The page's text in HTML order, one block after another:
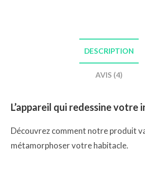
DESCRIPTION
AVIS (4)
L’appareil qui redessine votre
Découvrez comment notre produit
métamorphoser votre habitacle.